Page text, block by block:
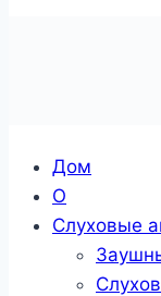
Дом
О
Слуховые